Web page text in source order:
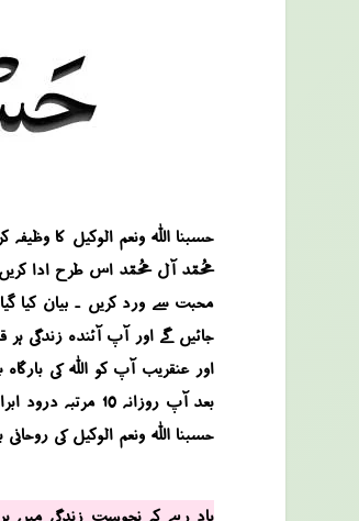
جائیں گے اور آپ آئندہ زندگی
اور عنقریب آپ کو اللہ کی
حسبنا اللہ ونعم الوکیل کی